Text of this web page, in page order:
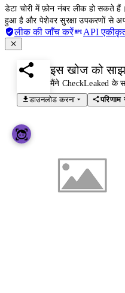
डेटा चोरी में फ़ोन नंबर लीक हो सकते
हुआ है और पेशेवर सुरक्षा उपकरणों से
लीक की जाँच करें API
इस खोज को
मैंने CheckLeaked के
डाउनलोड करना